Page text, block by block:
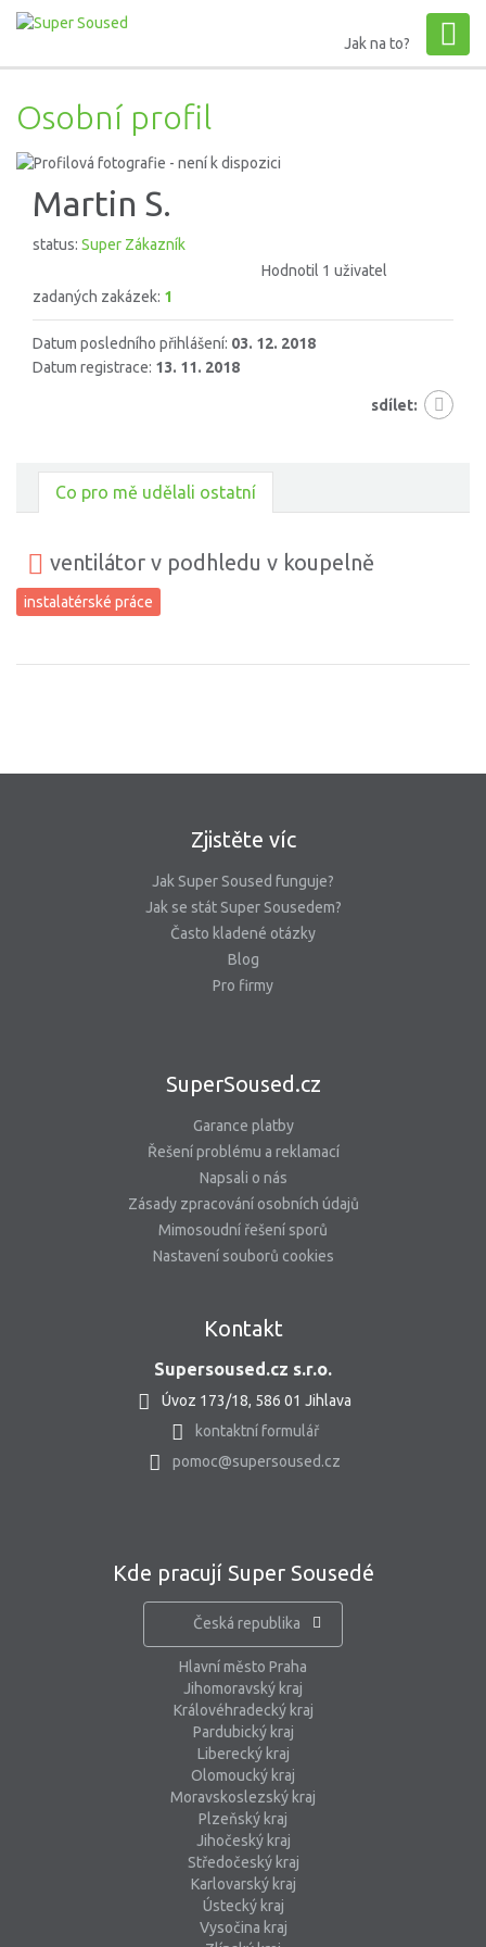
Jak na to?
Osobní profil
Martin S.
status: Super Zákazník
Hodnotil 1 uživatel
zadaných zakázek: 1
Datum posledního přihlášení: 03. 12. 2018
Datum registrace: 13. 11. 2018
sdílet:
Co pro mě udělali ostatní
ventilátor v podhledu v koupelně
instalatérské práce
Zjistěte víc
Jak Super Soused funguje?
Jak se stát Super Sousedem?
Často kladené otázky
Blog
Pro firmy
SuperSoused.cz
Garance platby
Řešení problému a reklamací
Napsali o nás
Zásady zpracování osobních údajů
Mimosoudní řešení sporů
Nastavení souborů cookies
Kontakt
Supersoused.cz s.r.o.
Úvoz 173/18, 586 01 Jihlava
kontaktní formulář
pomoc@supersoused.cz
Kde pracují Super Sousedé
Česká republika
Hlavní město Praha
Jihomoravský kraj
Královéhradecký kraj
Pardubický kraj
Liberecký kraj
Olomoucký kraj
Moravskoslezský kraj
Plzeňský kraj
Jihočeský kraj
Středočeský kraj
Karlovarský kraj
Ústecký kraj
Vysočina kraj